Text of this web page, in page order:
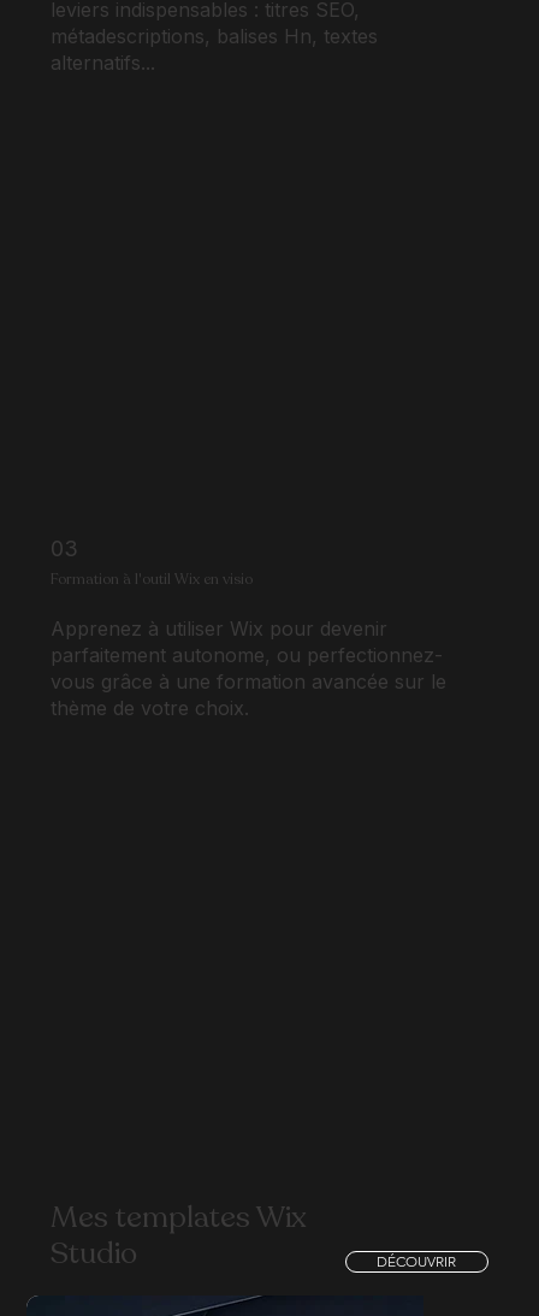
leviers indispensables : titres SEO,
métadescriptions, balises Hn, textes
alternatifs...
03
Formation à l'outil Wix en visio
Apprenez à utiliser Wix pour devenir
parfaitement autonome, ou perfectionnez-
vous grâce à une formation avancée sur le
thème de votre choix.
Mes templates Wix
Studio
DÉCOUVRIR